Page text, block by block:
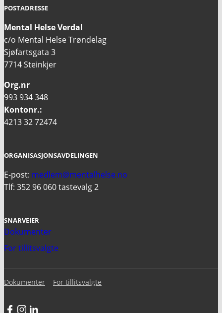
POSTADRESSE
Mental Helse Verdal
c/o Mental Helse Trøndelag
Sjøfartsgata 3
7714 Steinkjer
Org.nr
993 934 348
Kontonr.:
4213 32 72474
ORGANISASJONSAVDELINGEN
E-post: medlem@mentalhelse.no
Tlf: 352 96 060 tastevalg 2
SNARVEIER
Dokumenter
For tillitsvalgte
Dokumenter For tillitsvalgte